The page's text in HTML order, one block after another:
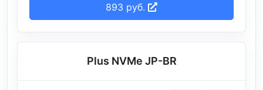
893 руб.
Plus NVMe JP-BR